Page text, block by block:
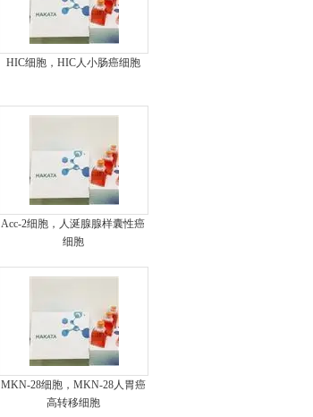
HIC细胞，HIC人小肠癌细胞
Acc-2细胞，人涎腺腺样囊性癌
细胞
MKN-28细胞，MKN-28人胃癌
高转移细胞